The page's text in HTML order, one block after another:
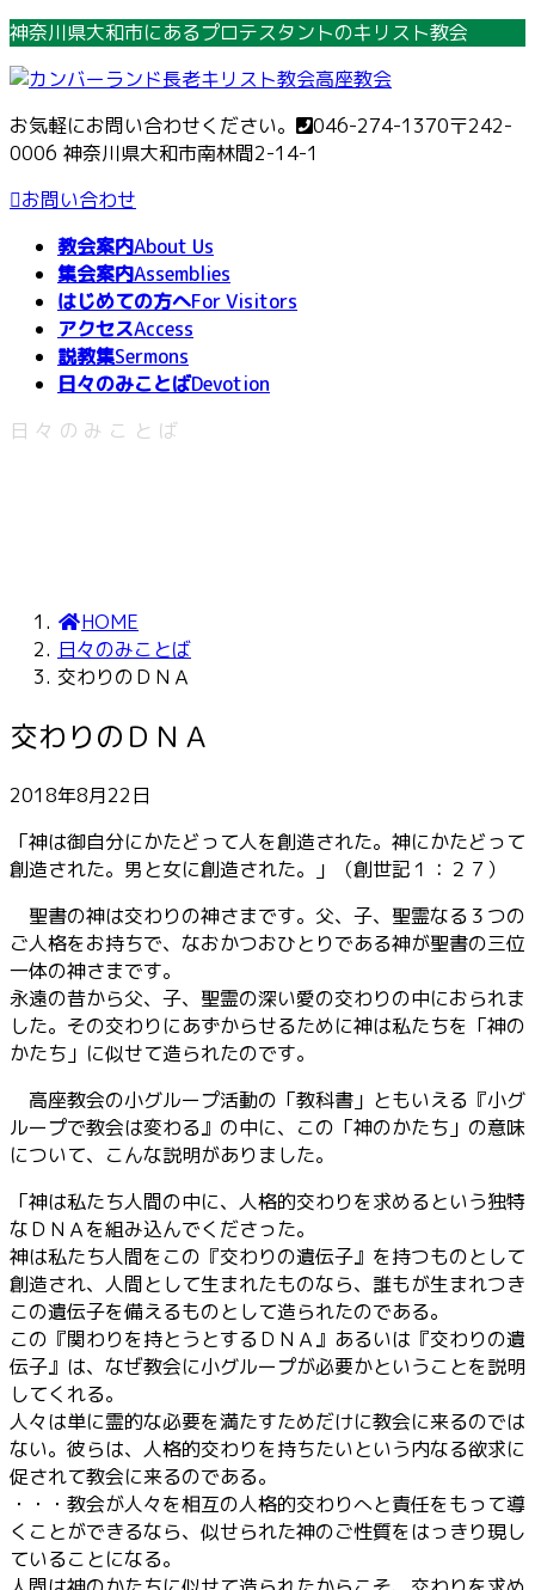
コ
テ
ン
ツ
へ
ス
ナ
ゲ
ー
シ
ョ
ン
神奈川県大和市にあるプロテスタントのキリスト教会
お気軽にお問い合わせください。 046-274-1370〒242-
0006 神奈川県大和市南林間2-14-1
お問い合わせ
教会案内About Us
集会案内Assemblies
はじめての方へFor Visitors
アクセスAccess
説教集Sermons
日々のみことばDevotion
日々のみことば
HOME
日々のみことば
交わりのＤＮＡ
交わりのＤＮＡ
2018年8月22日
「神は御自分にかたどって人を創造された。神にかたどって
創造された。男と女に創造された。」（創世記１：２７）
聖書の神は交わりの神さまです。父、子、聖霊なる３つの
ご人格をお持ちで、なおかつおひとりである神が聖書の三位
一体の神さまです。
永遠の昔から父、子、聖霊の深い愛の交わりの中におられま
した。その交わりにあずからせるために神は私たちを「神の
かたち」に似せて造られたのです。
高座教会の小グループ活動の「教科書」ともいえる『小グ
ループで教会は変わる』の中に、この「神のかたち」の意味
について、こんな説明がありました。
「神は私たち人間の中に、人格的交わりを求めるという独特
なＤＮＡを組み込んでくださった。
神は私たち人間をこの『交わりの遺伝子』を持つものとして
創造され、人間として生まれたものなら、誰もが生まれつき
この遺伝子を備えるものとして造られたのである。
この『関わりを持とうとするＤＮＡ』あるいは『交わりの遺
伝子』は、なぜ教会に小グループが必要かということを説明
してくれる。
人々は単に霊的な必要を満たすためだけに教会に来るのでは
ない。彼らは、人格的交わりを持ちたいという内なる欲求に
促されて教会に来るのである。
・・・教会が人々を相互の人格的交わりへと責任をもって導
くことができるなら、似せられた神のご性質をはっきり現し
ていることになる。